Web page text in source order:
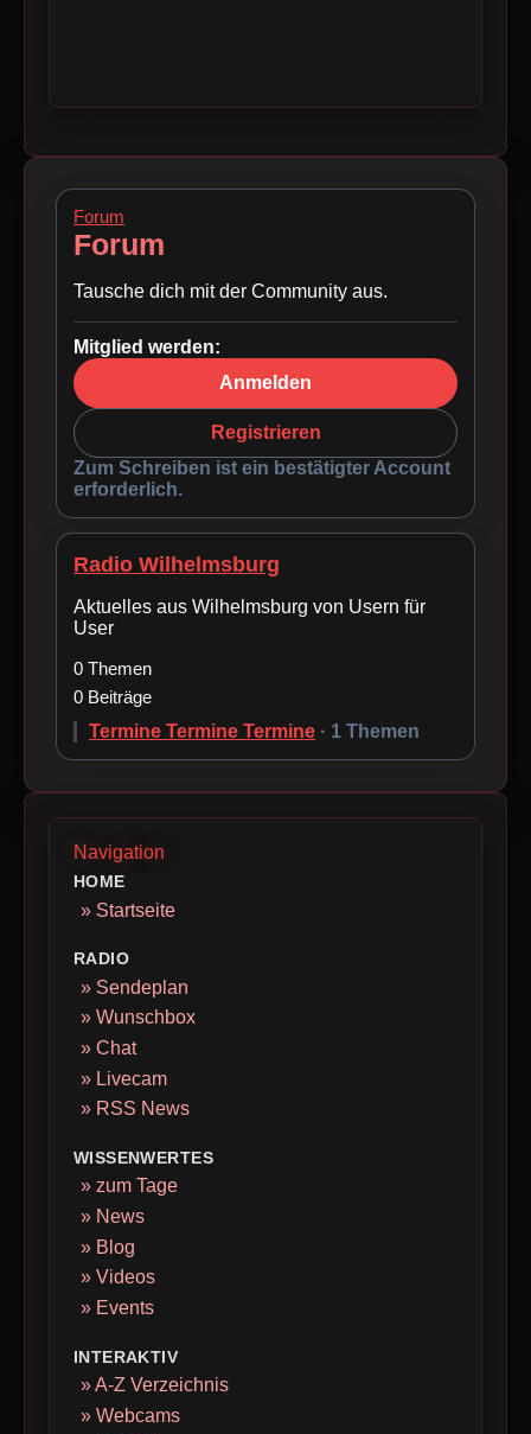
Forum
Forum
Tausche dich mit der Community aus.
Mitglied werden:
Anmelden
Registrieren
Zum Schreiben ist ein bestätigter Account
erforderlich.
Radio Wilhelmsburg
Aktuelles aus Wilhelmsburg von Usern für
User
0 Themen
0 Beiträge
Termine Termine Termine · 1 Themen
Navigation
HOME
» Startseite
RADIO
» Sendeplan
» Wunschbox
» Chat
» Livecam
» RSS News
WISSENWERTES
» zum Tage
» News
» Blog
» Videos
» Events
INTERAKTIV
» A-Z Verzeichnis
» Webcams